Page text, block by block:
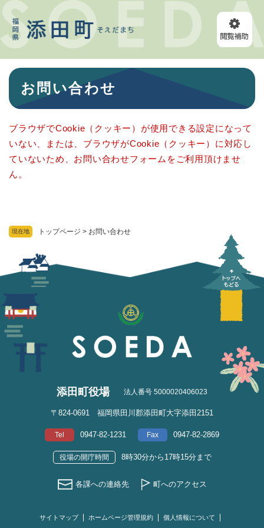
ペ
ー
の
メニューを飛ばして本文へ
現在地 トップページ > お問い合わせ
本
お問い合わせ
ブラウザでCookie（クッキー）が使用できる設定になって
いない、または、ブラウザがCookie（クッキー）に対応し
ていないため、お問い合わせフォームをご利用頂けませ
ん。
添田町役場 法人番号 5000020406023
〒824-0691 福岡県田川郡添田町大字添田2151
Tel 0947-82-1231 Fax 0947-82-2869
役場の開庁時間 8時30分から17時15分まで
各課への連絡先 町へのアクセス
サイトマップ ホームページ管理規約 個人情報について